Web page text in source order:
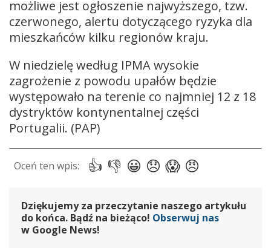
możliwe jest ogłoszenie najwyższego, tzw.
czerwonego, alertu dotyczącego ryzyka dla
mieszkańców kilku regionów kraju.
W niedzielę według IPMA wysokie
zagrożenie z powodu upałów będzie
występowało na terenie co najmniej 12 z 18
dystryktów kontynentalnej części
Portugalii. (PAP)
Dziękujemy za przeczytanie naszego artykułu
do końca. Bądź na bieżąco! Obserwuj nas
w Google News!